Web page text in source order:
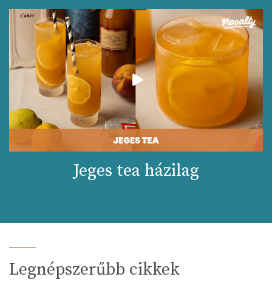
Jeges tea házilag
Legnépszerűbb cikkek